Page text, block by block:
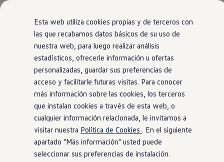
Esta web utiliza cookies propias y de terceros con
las que recabamos datos básicos de su uso de
nuestra web, para luego realizar análisis
estadísticos, ofrecerle información u ofertas
personalizadas, guardar sus preferencias de
acceso y facilitarle futuras visitas. Para conocer
más información sobre las cookies, los terceros
que instalan cookies a través de esta web, o
cualquier información relacionada, le invitamos a
visitar nuestra Política de Cookies . En el siguiente
apartado "Más información" usted puede
seleccionar sus preferencias de instalación.
Ir
directamente
al contenido
Ir
directamente
al pie de
página
Nueva Caddy
Nueva Caddy Cargo
Nueva Caddy California
Nueva California
Configura tu Volkswagen
Volkswagen de Ocasión
Ofertas y promociones
Vehículos de ocasión
Renueva tu Volkswagen
Financiación Volkswagen
Concursos Volkswagen Comerciales
Movilidad Eléctrica
Vehículos eléctricos disponibles
Vehículos híbridos enchufables
Clientes
Actualiza tu vehículo gratis